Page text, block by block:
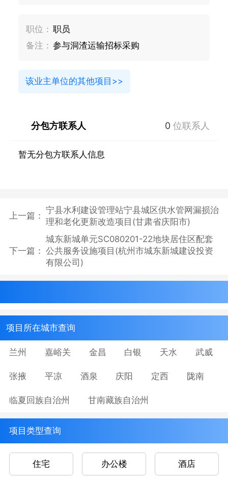
职位： 职员
备注： 参与洞渣运输招标采购
该业主单位的其他项目>>
分包方联系人 0 位联系人
暂无分包方联系人信息
上一篇：
宁县水利建设管理站宁县城区供水管网漏损治
理和老化更新改造项目(甘肃省庆阳市)
下一篇：
城东新城单元SC080201-22地块居住区配套
公共服务设施项目(杭州市城东新城建设投资
有限公司)
项目所在城市查询
兰州 嘉峪关 金昌 白银 天水 武威
张掖 平凉 酒泉 庆阳 定西 陇南
临夏回族自治州 甘南藏族自治州
项目类型查询
住宅 办公楼 酒店